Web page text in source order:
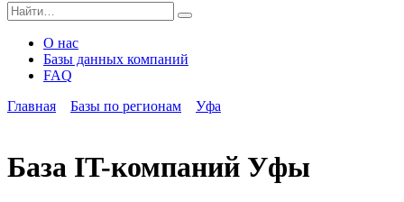
Search
for:
О нас
Базы данных компаний
FAQ
Главная
Базы по регионам Уфа
База IT-компаний Уфы